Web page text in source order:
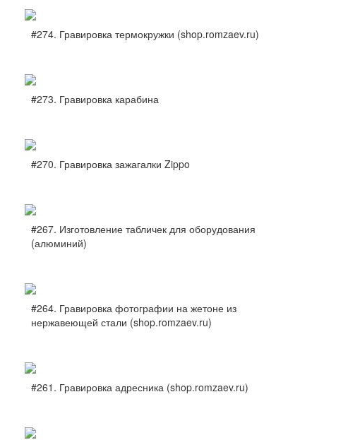
#274. Гравировка термокружки (shop.romzaev.ru)
#273. Гравировка карабина
#270. Гравировка зажагалки Zippo
#267. Изготовление табличек для оборудования
(алюминий)
#264. Гравировка фотографии на жетоне из
нержавеющей стали (shop.romzaev.ru)
#261. Гравировка адресника (shop.romzaev.ru)